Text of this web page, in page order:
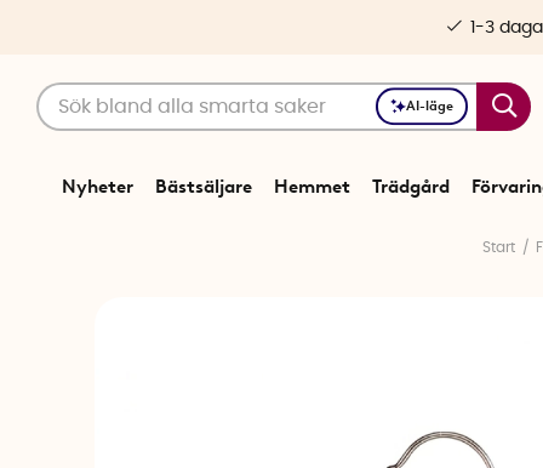
AI-läge
Nyheter Bästsäljare Hemmet Trädgård
1-3
Start